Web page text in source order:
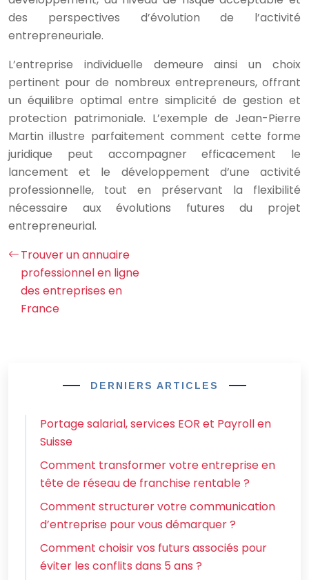
des perspectives d’évolution de l’activité
entrepreneuriale.
L’entreprise individuelle demeure ainsi un choix
pertinent pour de nombreux entrepreneurs, offrant
un équilibre optimal entre simplicité de gestion et
protection patrimoniale. L’exemple de Jean-Pierre
Martin illustre parfaitement comment cette forme
juridique peut accompagner efficacement le
lancement et le développement d’une activité
professionnelle, tout en préservant la flexibilité
nécessaire aux évolutions futures du projet
entrepreneurial.
Trouver un annuaire
professionnel en ligne
des entreprises en
France
DERNIERS ARTICLES
Portage salarial, services EOR et Payroll en
Suisse
Comment transformer votre entreprise en
tête de réseau de franchise rentable ?
Comment structurer votre communication
d’entreprise pour vous démarquer ?
Comment choisir vos futurs associés pour
éviter les conflits dans 5 ans ?